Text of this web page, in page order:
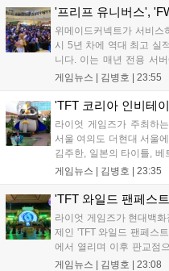
'프리프 유니버스',
위메이드커넥트가 서비스
시 5년 차에 역대 최고 실
니다. 이는 매년 전용 서
영향이 큽니다. FWC는
대폭 상승하는 성과를 냈
11만 달러 규모의 제4회
이드커넥트는 이를 통해
입니다....
게임뉴스 | 김병호 23:55
'TFT 코리아 인비테
라이엇 게임즈가 주최하
서울 여의도 더현대 서울
김주한, 일본의 타이틀,
는 소속팀 없이 개인 자격
17일까지 이어지는 이번
거리를 제공하며, 이후
니다. 연말에는 라스베이
게임뉴스 | 김병호 23:35
'TFT 와일드 팬페스
라이엇 게임즈가 현대백
제인 'TFT 와일드 팬페스
에서 열리며 이후 판교점
존이 마련됐으며 8일 오
게임뉴스 | 김병호 23:08